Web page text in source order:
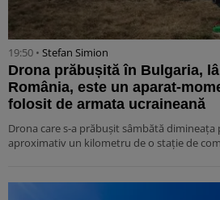
19:50 • Stefan Simion
Drona prăbușită în Bulgaria,
România, este un aparat-
folosit de armata ucraineană
Drona care s-a prăbușit sâmbătă dimineața
aproximativ un kilometru de o stație de